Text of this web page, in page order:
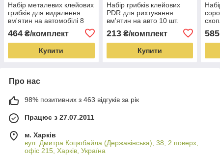
Набір металевих клейових
грибків для видалення
вм'ятин на автомобілі 8
464 ₴/комплект
Купити
Набір грибків клейових
PDR для рихтування
вм'ятин на авто 10 шт.
213₴/комплект
Купити
585
Про нас
98% позитивних з 463 відгуків за рік
Працює з 27.07.2011
м. Харків
вул. Дмитра Коцюбайла (Державінська), 38, 2 поверх,
офіс 215, Харків, Україна